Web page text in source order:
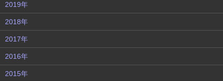
2019年
2018年
2017年
2016年
2015年